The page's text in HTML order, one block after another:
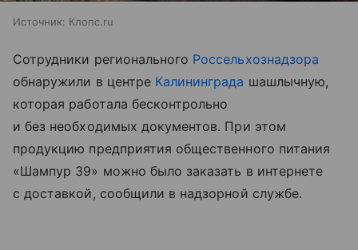
Источник: Клопс.ru
Сотрудники регионального Россельхознадзора
обнаружили в центре Калининграда шашлычную,
которая работала бесконтрольно
и без необходимых документов. При этом
продукцию предприятия общественного питания
«Шампур 39» можно было заказать в интернете
с доставкой, сообщили в надзорной службе.